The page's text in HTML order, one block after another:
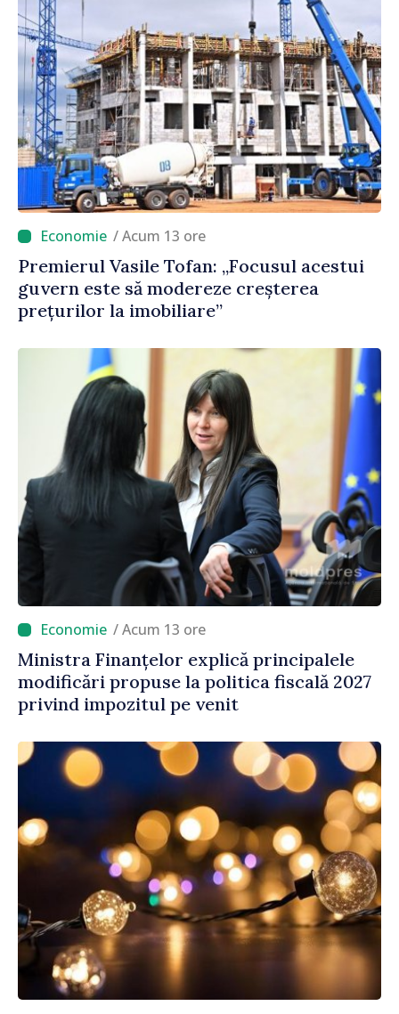
/ Acum 13 ore
Premierul Vasile Tofan: „Focusul acestui
guvern este să modereze creșterea
prețurilor la imobiliare”
/ Acum 13 ore
Ministra Finanțelor explică principalele
modificări propuse la politica fiscală 2027
privind impozitul pe venit